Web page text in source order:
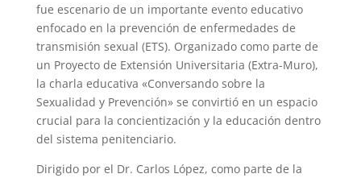
fue escenario de un importante evento educativo
enfocado en la prevención de enfermedades de
transmisión sexual (ETS). Organizado como parte de
un Proyecto de Extensión Universitaria (Extra-Muro),
la charla educativa «Conversando sobre la
Sexualidad y Prevención» se convirtió en un espacio
crucial para la concientización y la educación dentro
del sistema penitenciario.
Dirigido por el Dr. Carlos López, como parte de la